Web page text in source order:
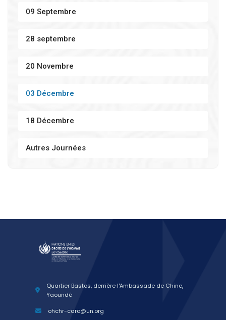
09 Septembre
28 septembre
20 Novembre
03 Décembre
18 Décembre
Autres Journées
Quartier Bastos, derrière l'Ambassade de Chine,
Yaoundé
ohchr-caro@un.org